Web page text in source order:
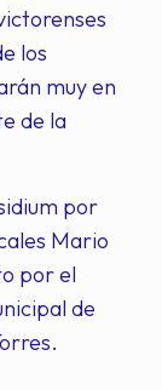
los
muy en
de la
por
Mario
por el
de